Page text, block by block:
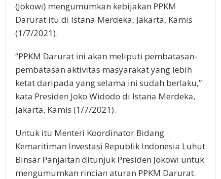
(Jokowi) mengumumkan kebijakan PPKM
Darurat itu di Istana Merdeka, Jakarta, Kamis
(1/7/2021).
“PPKM Darurat ini akan meliputi pembatasan-
pembatasan aktivitas masyarakat yang lebih
ketat daripada yang selama ini sudah berlaku,”
kata Presiden Joko Widodo di Istana Merdeka,
Jakarta, Kamis (1/7/2021).
Untuk itu Menteri Koordinator Bidang
Kemaritiman Investasi Republik Indonesia Luhut
Binsar Panjaitan ditunjuk Presiden Jokowi untuk
mengumumkan rincian aturan PPKM Darurat.